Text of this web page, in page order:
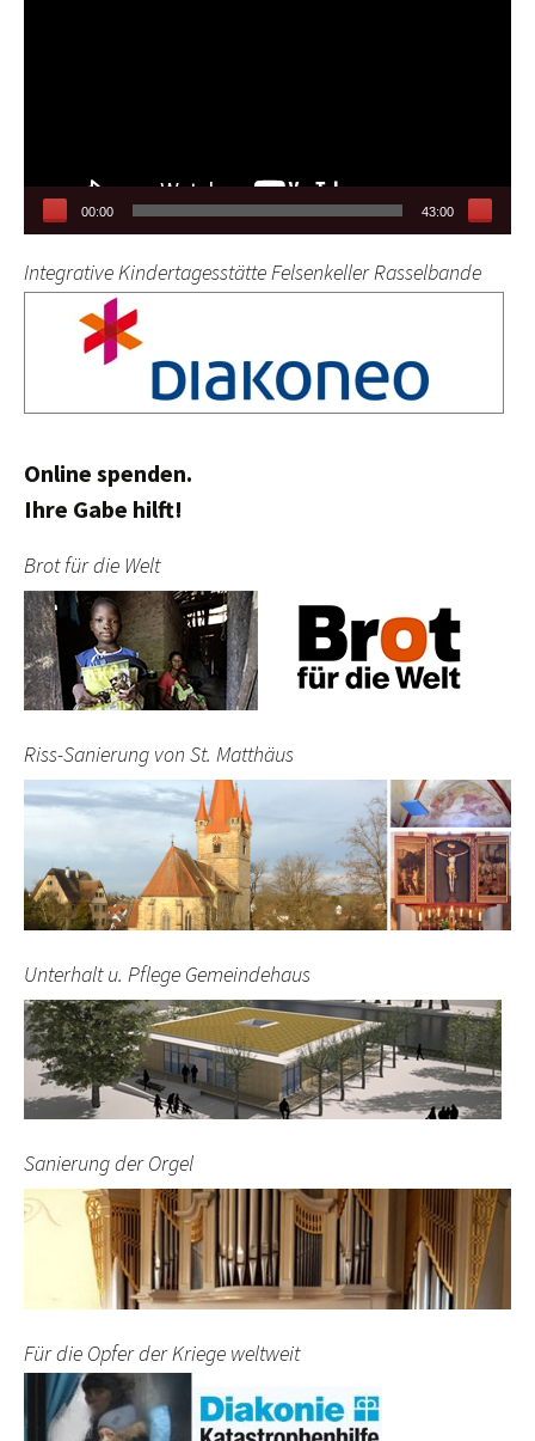
00:00 43:00
Integrative Kindertagesstätte Felsenkeller Rasselbande
Online spenden.
Ihre Gabe hilft!
Brot für die Welt
Riss-Sanierung von St. Matthäus
Unterhalt u. Pflege Gemeindehaus
Sanierung der Orgel
Für die Opfer der Kriege weltweit